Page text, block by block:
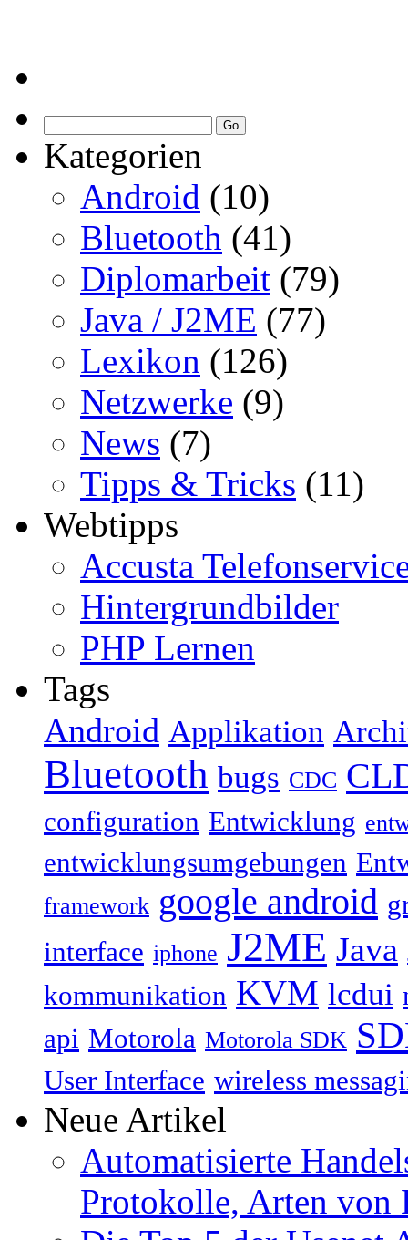
Kategorien
Android (10)
Bluetooth (41)
Diplomarbeit (79)
Java / J2ME (77)
Lexikon (126)
Netzwerke (9)
News (7)
Tipps & Tricks (11)
Webtipps
Accusta
Hintergrundbilder
PHP Lernen
Tags
Android Applikation
Bluetooth bugs CDC
configuration Entwicklung
entwicklungsumgebungen
framework google android
interface iphone J2ME Java
kommunikation KVM lcdui
api Motorola Motorola SDK
User Interface wireless
Neue Artikel
Automatisierte
Protokolle, Arten von